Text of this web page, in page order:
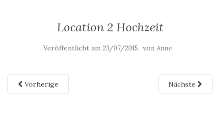
Location 2 Hochzeit
Veröffentlicht am 23/07/2015 von Anne
Vorherige Nächste